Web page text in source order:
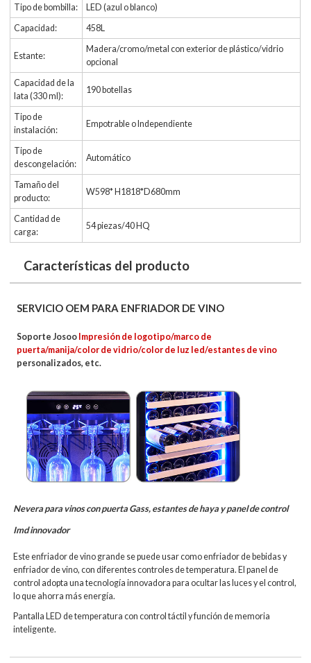
Tipo de bombilla:
LED (azul o blanco)
Capacidad:
458L
Estante:
Madera/cromo/metal con exterior de plástico/vidrio
opcional
Capacidad de la
lata (330 ml):
190 botellas
Tipo de
instalación:
Empotrable o Independiente
Tipo de
descongelación:
Automático
Tamaño del
producto:
W598* H1818*D680mm
Cantidad de
carga:
54 piezas/40 HQ
Características del producto
SERVICIO OEM PARA ENFRIADOR DE VINO
Soporte Josoo Impresión de logotipo/marco de
puerta/manija/color de vidrio/color de luz led/estantes de vino
personalizados, etc.
Nevera para vinos con puerta Gass, estantes de haya y panel de control
Imd innovador
Este enfriador de vino grande se puede usar como enfriador de bebidas y
enfriador de vino, con diferentes controles de temperatura. El panel de
control adopta una tecnología innovadora para ocultar las luces y el control,
lo que ahorra más energía.
Pantalla LED de temperatura con control táctil y función de memoria
inteligente.